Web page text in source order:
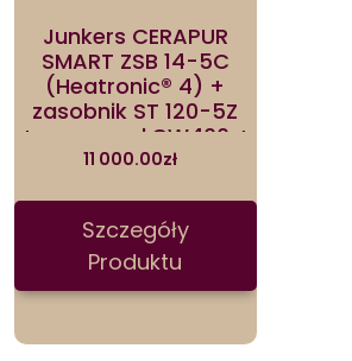
Junkers CERAPUR
SMART ZSB 14-5C
(Heatronic® 4) +
zasobnik ST 120-5Z
+reg.pogod.CW400 +
komin przez ścianę
8734100514
11 000.00zł
Szczegóły
Produktu